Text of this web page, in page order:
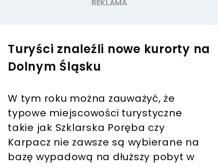
Turyści znaleźli nowe kurorty na
Dolnym Śląsku
W tym roku można zauważyć, że
typowe miejscowości turystyczne
takie jak Szklarska Poręba czy
Karpacz nie zawsze są wybierane na
bazę wypadową na dłuższy pobyt w